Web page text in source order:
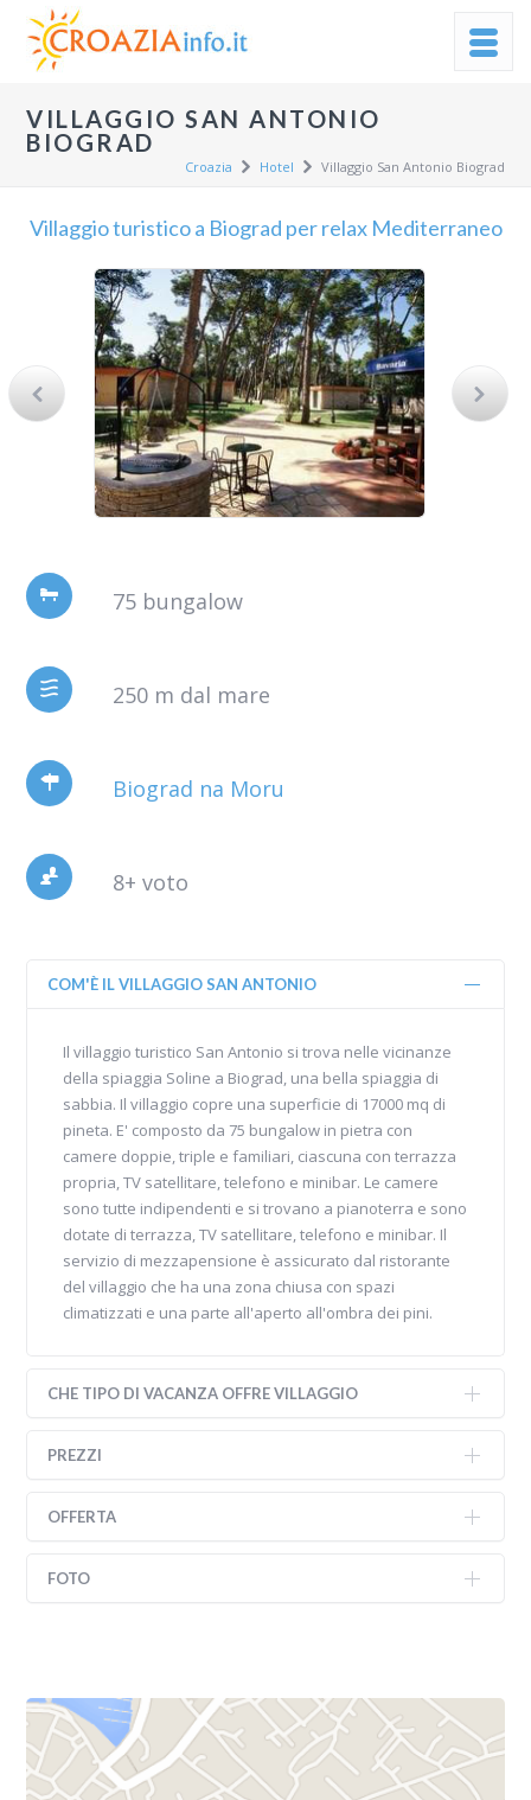
VILLAGGIO SAN ANTONIO
BIOGRAD
Croazia Hotel Villaggio San Antonio Biograd
Villaggio turistico a Biograd per relax Mediterraneo
75 bungalow
250 m dal mare
Biograd na Moru
8+ voto
COM'È IL VILLAGGIO SAN ANTONIO
Il villaggio turistico San Antonio si trova nelle vicinanze
della spiaggia Soline a Biograd, una bella spiaggia di
sabbia. Il villaggio copre una superficie di 17000 mq di
pineta. E' composto da 75 bungalow in pietra con
camere doppie, triple e familiari, ciascuna con terrazza
propria, TV satellitare, telefono e minibar. Le camere
sono tutte indipendenti e si trovano a pianoterra e sono
dotate di terrazza, TV satellitare, telefono e minibar. Il
servizio di mezzapensione è assicurato dal ristorante
del villaggio che ha una zona chiusa con spazi
climatizzati e una parte all'aperto all'ombra dei pini.
CHE TIPO DI VACANZA OFFRE VILLAGGIO
PREZZI
OFFERTA
FOTO